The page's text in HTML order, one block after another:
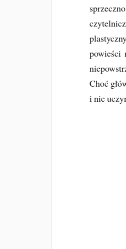
powieści
Choć
i nie